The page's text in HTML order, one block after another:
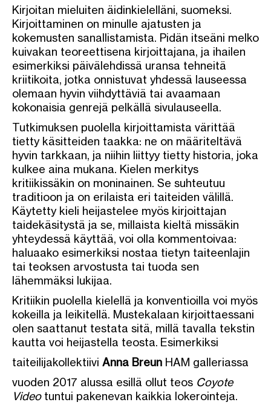
Kirjoitan mieluiten äidinkielelläni, suomeksi.
Kirjoittaminen on minulle ajatusten ja
kokemusten sanallistamista. Pidän itseäni melko
kuivakan teoreettisena kirjoittajana, ja ihailen
esimerkiksi päivälehdissä uransa tehneitä
kriitikoita, jotka onnistuvat yhdessä lauseessa
olemaan hyvin viihdyttäviä tai avaamaan
kokonaisia genrejä pelkällä sivulauseella.
Tutkimuksen puolella kirjoittamista värittää
tietty käsitteiden taakka: ne on määriteltävä
hyvin tarkkaan, ja niihin liittyy tietty historia, joka
kulkee aina mukana. Kielen merkitys
kritiikissäkin on moninainen. Se suhteutuu
traditioon ja on erilaista eri taiteiden välillä.
Käytetty kieli heijastelee myös kirjoittajan
taidekäsitystä ja se, millaista kieltä missäkin
yhteydessä käyttää, voi olla kommentoivaa:
haluaako esimerkiksi nostaa tietyn taiteenlajin
tai teoksen arvostusta tai tuoda sen
lähemmäksi lukijaa.
Kritiikin puolella kielellä ja konventioilla voi myös
kokeilla ja leikitellä. Mustekalaan kirjoittaessani
olen saattanut testata sitä, millä tavalla tekstin
kautta voi heijastella teosta. Esimerkiksi
taiteilijakollektiivi Anna Breun HAM galleriassa
vuoden 2017 alussa esillä ollut teos Coyote
Videotuntui pakenevan kaikkia lokerointeja.